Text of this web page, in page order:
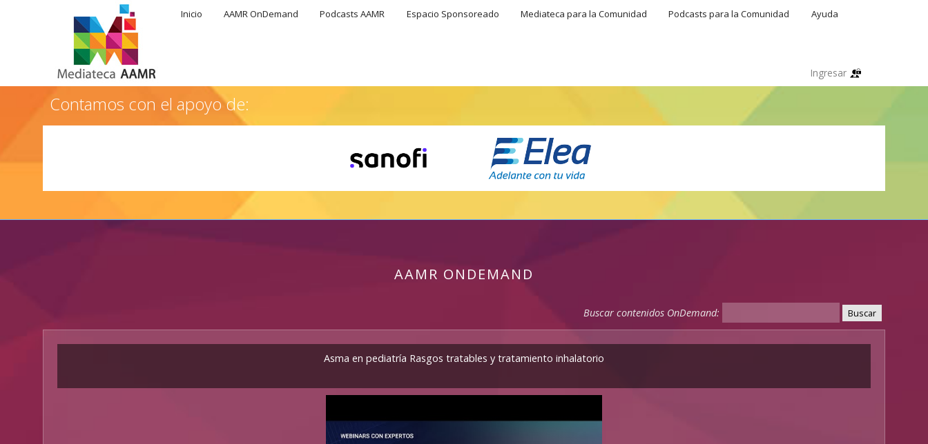
Inicio AAMR OnDemand Podcasts AAMR Espacio Sponsoreado Mediateca para la Comunidad Podcasts para la Comunidad Ayuda
Contamos con el apoyo de:
AAMR ONDEMAND
Buscar contenidos OnDemand:
Asma en pediatría Rasgos tratables y tratamiento inhalatorio